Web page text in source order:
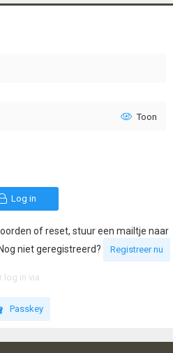
Toon
Log in
of reset, stuur een mailtje naar
niet geregistreerd?
Registreer nu
log in via
Passkey